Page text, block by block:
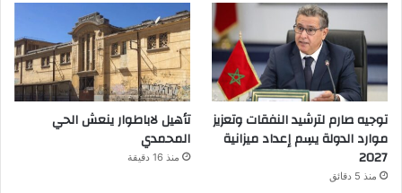
توجيه صارم لترشيد النفقات وتعزيز
موارد الدولة يسِم إعداد ميزانية
2027
منذ 5 دقائق
تأهيل لاباطوار ينعش الحي
المحمدي
منذ 16 دقيقة